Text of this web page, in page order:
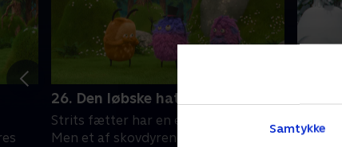
Samtykke
26. Den løbske hat
Strits fætter har en elegant høj hat.
Men et af skovdyrene stjæler den, så
Strits